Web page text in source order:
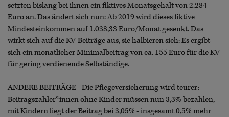
setzten bislang bei ihnen ein fiktives Monatsgehalt von 2.284
Euro an. Das ändert sich nun: Ab 2019 wird dieses fiktive
Mindesteinkommen auf 1.038,33 Euro/Monat gesenkt. Das
wirkt sich auf die KV-Beiträge aus, sie halbieren sich: Es ergibt
sich ein monatlicher Minimalbeitrag von ca. 155 Euro für die KV
für gering verdienende Selbständige.
ANDERE BEITRÄGE - Die Pflegeversicherung wird teurer:
Beitragszahler*innen ohne Kinder müssen nun 3,3% bezahlen,
mit Kindern liegt der Beitrag bei 3,05% - insgesamt 0,5% mehr